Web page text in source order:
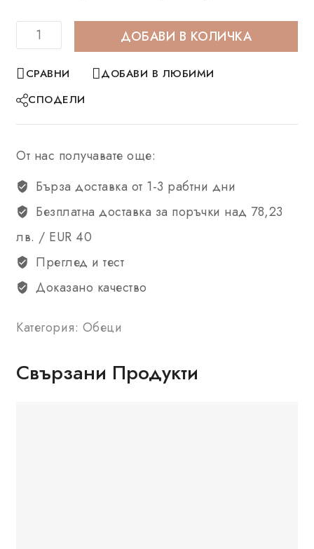
ДОБАВИ В КОЛИЧКА
СРАВНИ
ДОБАВИ В ЛЮБИМИ
СПОДЕЛИ
От нас получавате още:
Бърза доставка от 1-3 рабтни дни
Безплатна доставка за поръчки над 78,23
лв. / EUR 40
Преглед и тест
Доказано качество
Категория: Обеци
Свързани Продукти